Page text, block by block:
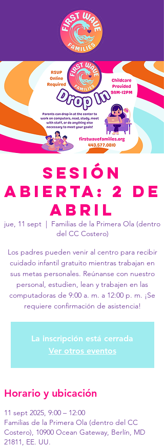
Sesión
abierta: 2 de
abril
jue, 11 sept
  |
Familias de la Primera Ola (dentro
del CC Costero)
Los padres pueden venir al centro para recibir
cuidado infantil gratuito mientras trabajan en
sus metas personales. Reúnanse con nuestro
personal, estudien, lean y trabajen en las
computadoras de 9:00 a. m. a 12:00 p. m. ¡Se
requiere confirmación de asistencia!
La inscripción está cerrada
Ver otros eventos
Horario y ubicación
11 sept 2025, 9:00 – 12:00
Familias de la Primera Ola (dentro del CC
Costero), 10900 Ocean Gateway, Berlín, MD
21811, EE. UU.